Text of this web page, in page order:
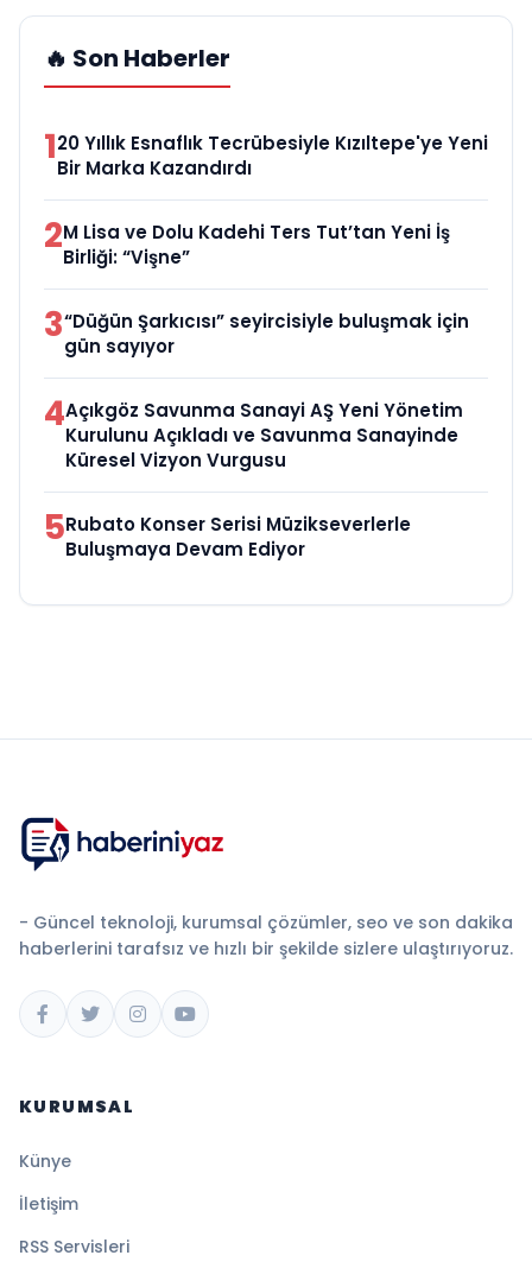
🔥 Son Haberler
120 Yıllık Esnaflık Tecrübesiyle Kızıltepe'ye Yeni
Bir Marka Kazandırdı
2M Lisa ve Dolu Kadehi Ters Tut’tan Yeni İş
Birliği: “Vişne”
3“Düğün Şarkıcısı” seyircisiyle buluşmak için
gün sayıyor
4Açıkgöz Savunma Sanayi AŞ Yeni Yönetim
Kurulunu Açıkladı ve Savunma Sanayinde
Küresel Vizyon Vurgusu
5Rubato Konser Serisi Müzikseverlerle
Buluşmaya Devam Ediyor
- Güncel teknoloji, kurumsal çözümler, seo ve son dakika
haberlerini tarafsız ve hızlı bir şekilde sizlere ulaştırıyoruz.
KURUMSAL
Künye
İletişim
RSS Servisleri